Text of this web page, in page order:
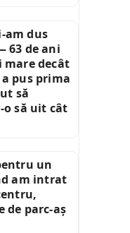
am dus
63 de ani
mare decât
pus prima
să
o să uit cât
un
am intrat
de parc-aș